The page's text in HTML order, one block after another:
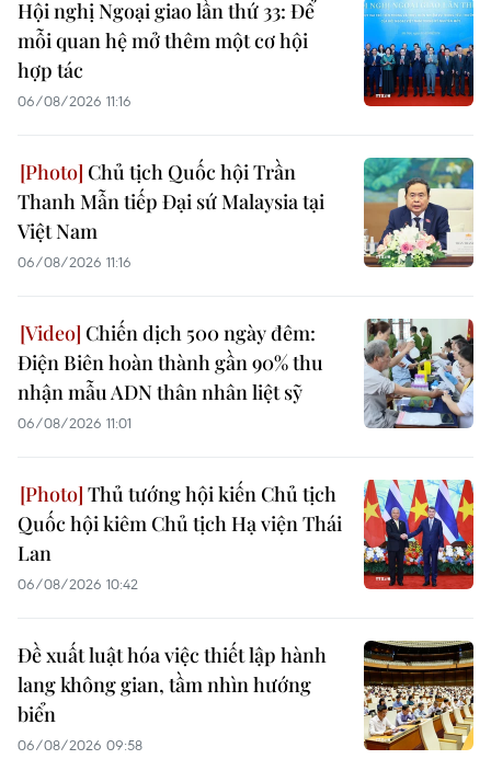
Hội nghị Ngoại giao lần thứ 33: Để
mỗi quan hệ mở thêm một cơ hội
hợp tác
06/08/2026 11:16
Chủ tịch Quốc hội Trần
Thanh Mẫn tiếp Đại sứ Malaysia tại
Việt Nam
06/08/2026 11:16
Chiến dịch 500 ngày đêm:
Điện Biên hoàn thành gần 90% thu
nhận mẫu ADN thân nhân liệt sỹ
06/08/2026 11:01
Thủ tướng hội kiến Chủ tịch
Quốc hội kiêm Chủ tịch Hạ viện Thái
Lan
06/08/2026 10:42
Đề xuất luật hóa việc thiết lập hành
lang không gian, tầm nhìn hướng
biển
06/08/2026 09:58